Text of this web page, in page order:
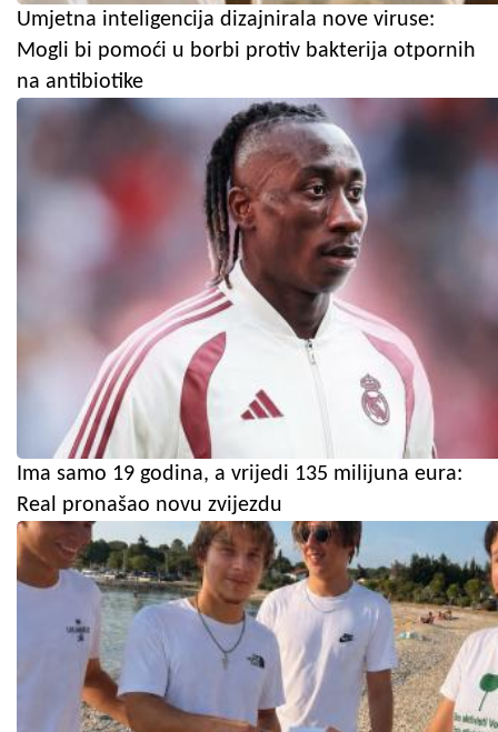
Umjetna inteligencija dizajnirala nove viruse:
Mogli bi pomoći u borbi protiv bakterija otpornih
na antibiotike
Ima samo 19 godina, a vrijedi 135 milijuna eura:
Real pronašao novu zvijezdu